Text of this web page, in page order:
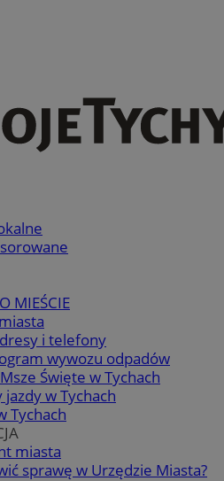
MIEŚCIE
i telefony
wywozu odpadów
Święte w Tychach
jazdy w Tychach
Tychach
miasta
sprawę w Urzędzie Miasta?